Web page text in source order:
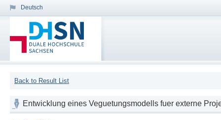
Deutsch
Back to Result List
Entwicklung eines Veguetungsmodells fuer externe